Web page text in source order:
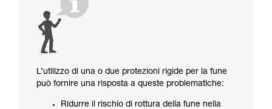
L’utilizzo di una o due protezioni rigide per la fune
può fornire una risposta a queste problematiche:
Ridurre il rischio di rottura della fune nella